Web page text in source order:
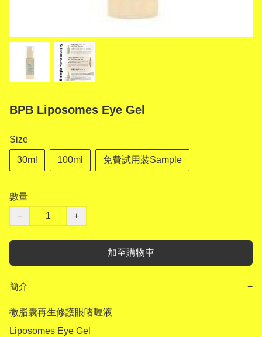
BPB Liposomes Eye Gel
Size
30ml 100ml 免費試用裝Sample
數量
−
+
加至購物車
簡介 −
微脂囊再生修護眼啫喱液
Liposomes Eye Gel